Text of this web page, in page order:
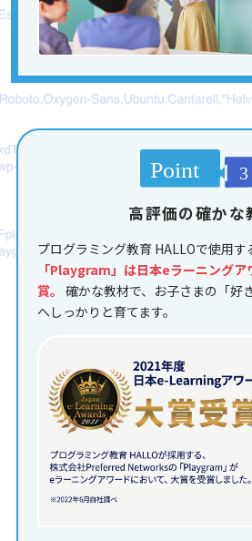
高評価の確かな
プログラミング教育 HALLOで使用す
「Playgram」は日本eラーニング
賞。 確かな教材で、お子さまの「好
へしっかりと育てます。